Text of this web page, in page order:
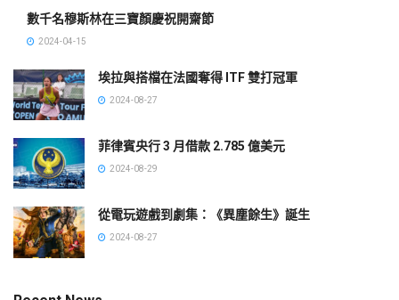
數千名穆斯林在三寶顏慶祝開齋節
2024-04-15
埃拉與搭檔在法國奪得 ITF 雙打冠軍
2024-08-27
菲律賓央行 3 月借款 2.785 億美元
2024-08-29
從電玩遊戲到劇集：《異塵餘生》誕生
2024-08-27